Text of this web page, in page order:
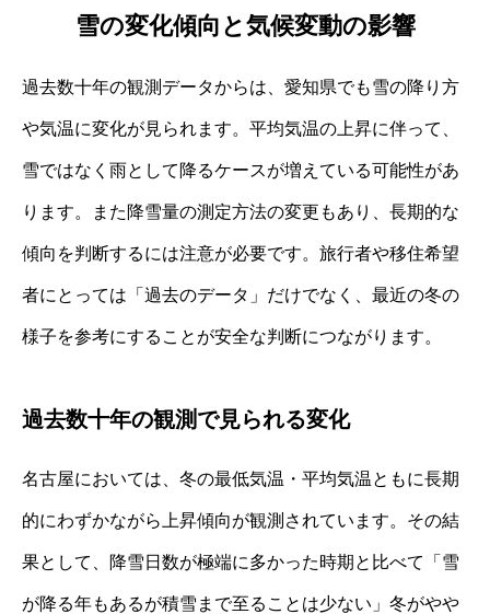
雪の変化傾向と気候変動の影響
過去数十年の観測データからは、愛知県でも雪の降り方
や気温に変化が見られます。平均気温の上昇に伴って、
雪ではなく雨として降るケースが増えている可能性があ
ります。また降雪量の測定方法の変更もあり、長期的な
傾向を判断するには注意が必要です。旅行者や移住希望
者にとっては「過去のデータ」だけでなく、最近の冬の
様子を参考にすることが安全な判断につながります。
過去数十年の観測で見られる変化
名古屋においては、冬の最低気温・平均気温ともに長期
的にわずかながら上昇傾向が観測されています。その結
果として、降雪日数が極端に多かった時期と比べて「雪
が降る年もあるが積雪まで至ることは少ない」冬がやや